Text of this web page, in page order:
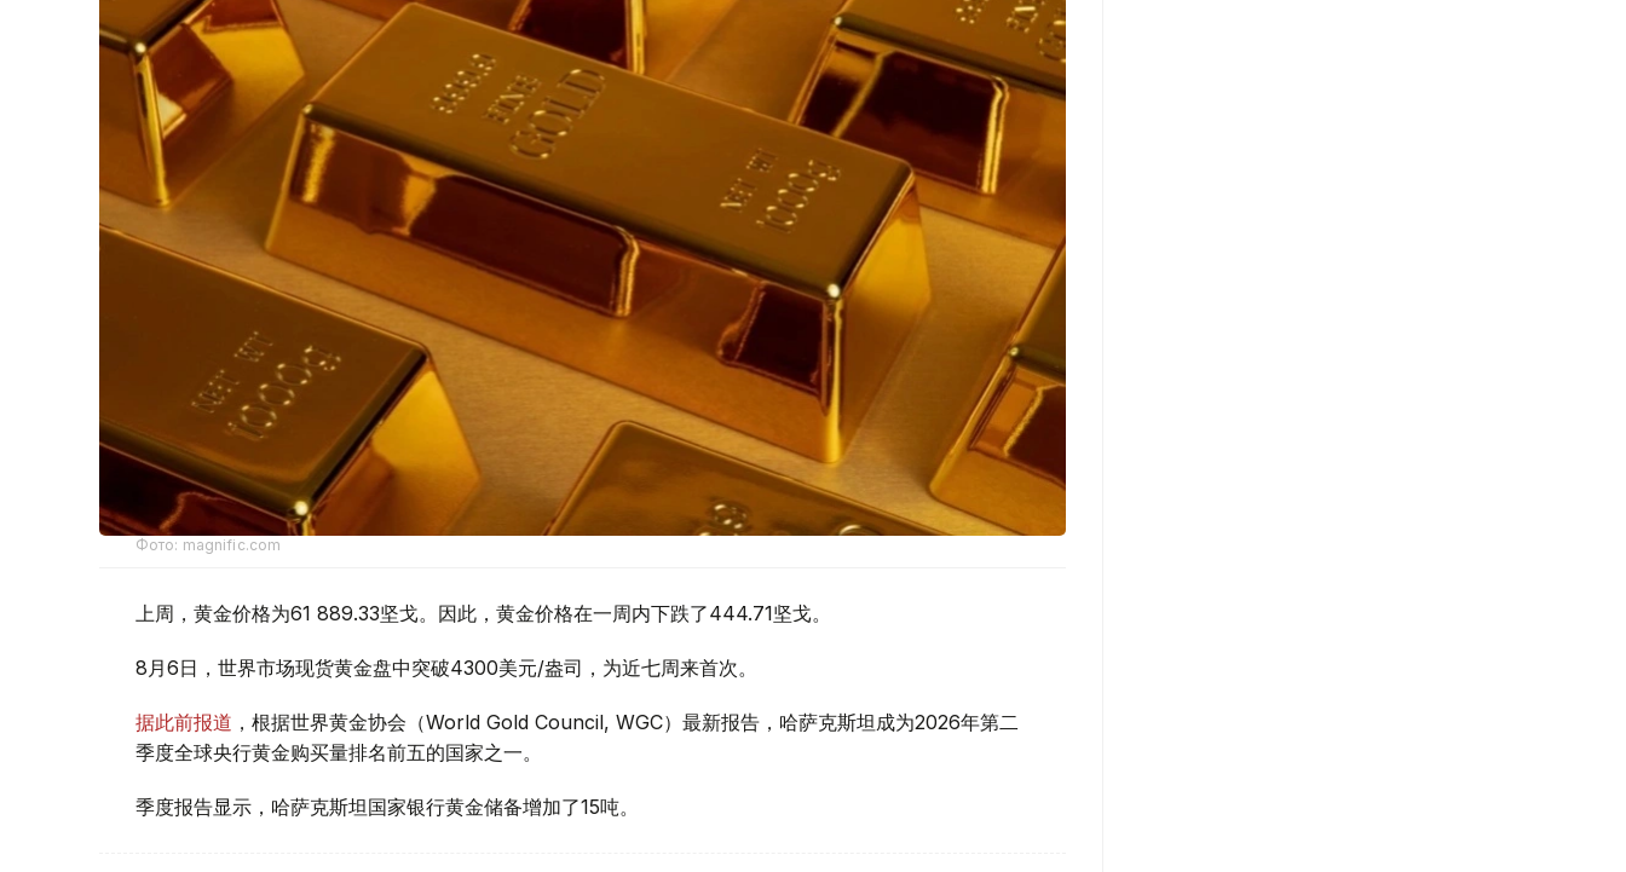
Фото: magnific.com
上周，黄金价格为61 889.33坚戈。因此，黄金价格在一周内下跌了444.71坚戈。
8月6日，世界市场现货黄金盘中突破4300美元/盎司，为近七周来首次。
据此前报道 ，根据世界黄金协会（World Gold Council, WGC）最新报告，哈萨克斯坦成为2026年第二
季度全球央行黄金购买量排名前五的国家之一。
季度报告显示，哈萨克斯坦国家银行黄金储备增加了15吨。